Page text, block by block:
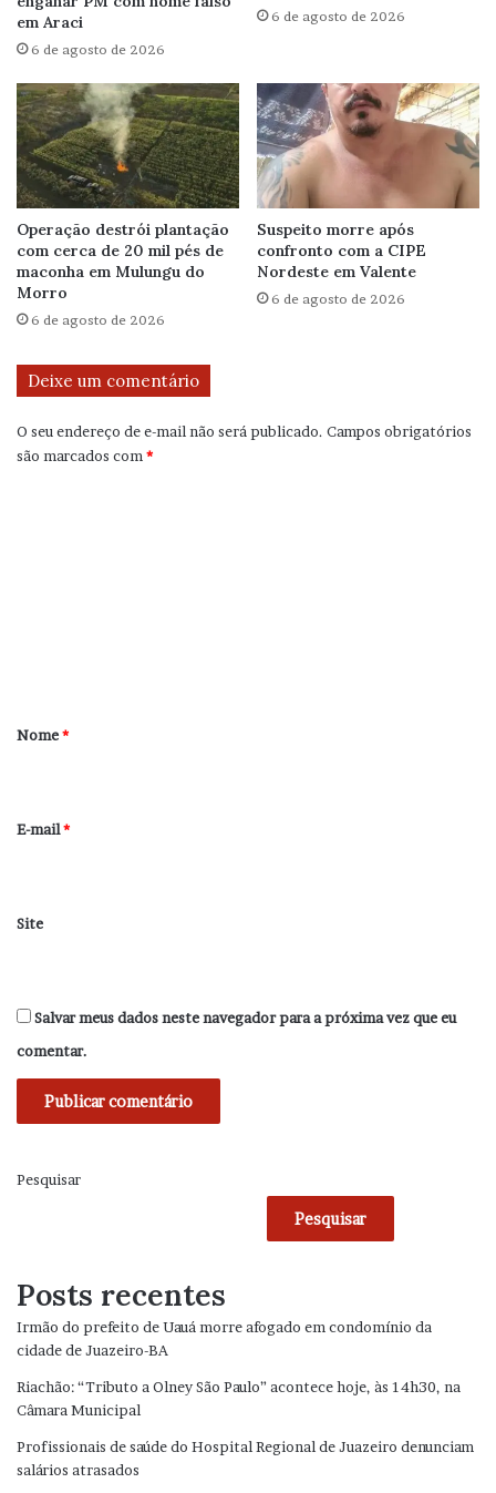
em Araci
6 de agosto de 2026
6 de agosto de 2026
Operação destrói plantação
com cerca de 20 mil pés de
maconha em Mulungu do
Morro
6 de agosto de 2026
Suspeito morre após
confronto com a CIPE
Nordeste em Valente
6 de agosto de 2026
Deixe um comentário
O seu endereço de e-mail não será publicado. Campos obrigatórios
são marcados com *
r
*
Nome*
E-mail*
Site
Salvar meus dados neste navegador para a próxima vez que eu
comentar.
Pesquisar
Pesquisar
Posts recentes
Irmão do prefeito de Uauá morre afogado em condomínio da
cidade de Juazeiro-BA
Riachão: “Tributo a Olney São Paulo” acontece hoje, às 14h30, na
Câmara Municipal
Profissionais de saúde do Hospital Regional de Juazeiro denunciam
salários atrasados